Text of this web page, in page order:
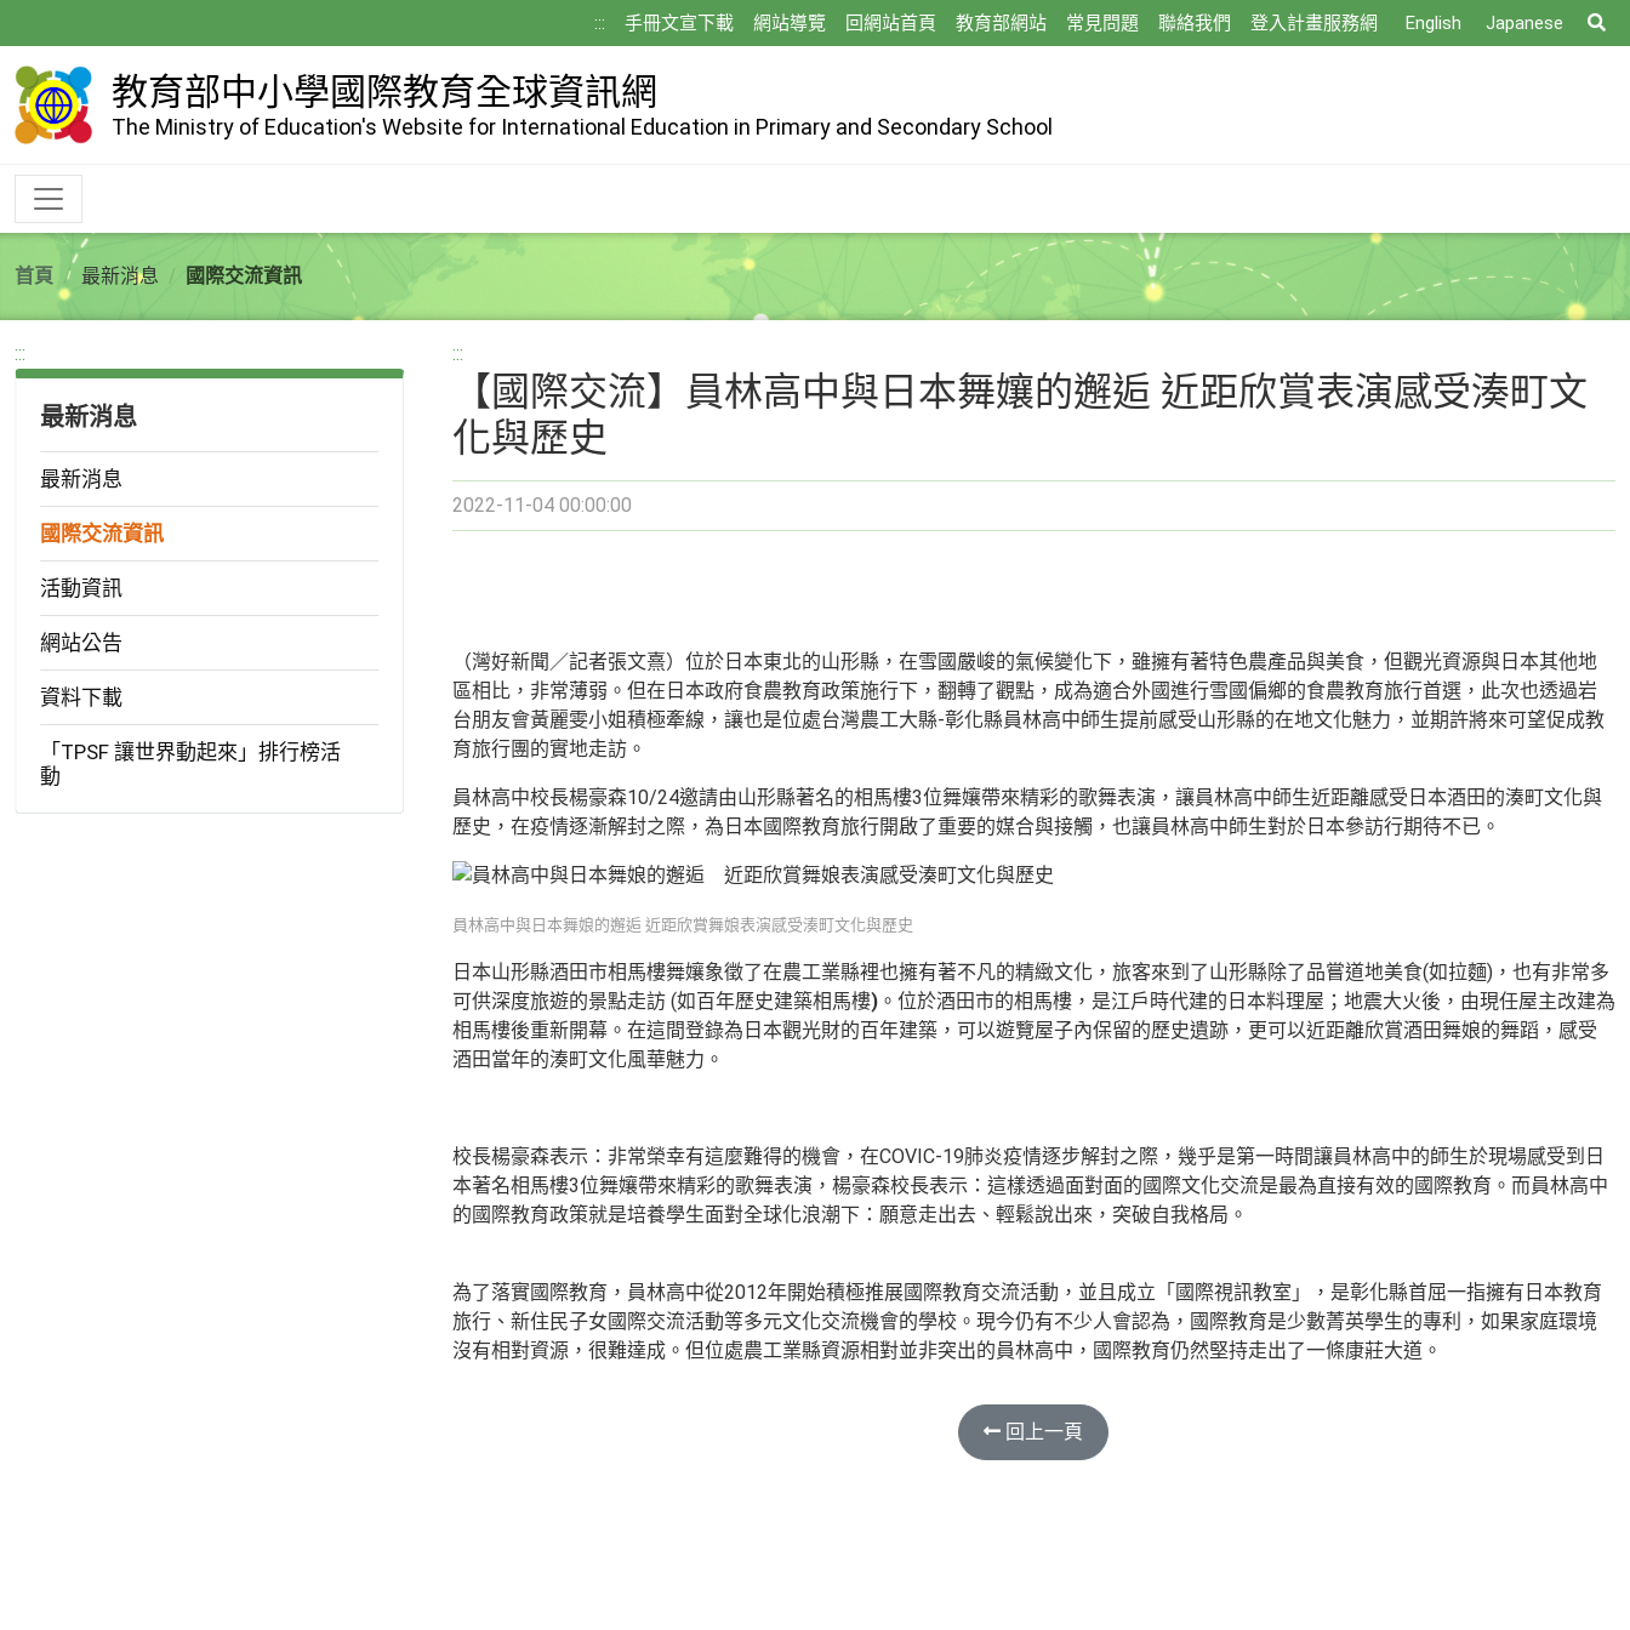
到
主
內
::: 手冊文宣下載 網站導覽 回網站首頁 教育部網站 常見問題 聯絡我們 登入計畫服務網 English Japanese
尋
教育部中小學國際教育全球資訊網
The Ministry of Education's Website for International Education in Primary and Secondary School
首頁 最新消息 國際交流資訊
:::
最新消息
最新消息
國際交流資訊
活動資訊
網站公告
資料下載
「TPSF 讓世界動起來」排行榜活
動
:::
【國際交流】員林高中與日本舞孃的邂逅 近距欣賞表演感受湊町文
化與歷史
2022-11-04 00:00:00
（灣好新聞／記者張文熹）位於日本東北的山形縣，在雪國嚴峻的氣候變化下，雖擁有著特色農產品與美食，但觀光資源與日本其他地
區相比，非常薄弱。但在日本政府食農教育政策施行下，翻轉了觀點，成為適合外國進行雪國偏鄉的食農教育旅行首選，此次也透過岩
台朋友會黃麗雯小姐積極牽線，讓也是位處台灣農工大縣-彰化縣員林高中師生提前感受山形縣的在地文化魅力，並期許將來可望促成教
育旅行團的實地走訪。
員林高中校長楊豪森10/24邀請由山形縣著名的相馬樓3位舞孃帶來精彩的歌舞表演，讓員林高中師生近距離感受日本酒田的湊町文化與
歷史，在疫情逐漸解封之際，為日本國際教育旅行開啟了重要的媒合與接觸，也讓員林高中師生對於日本參訪行期待不已。
員林高中與日本舞娘的邂逅 近距欣賞舞娘表演感受湊町文化與歷史
日本山形縣酒田市相馬樓舞孃象徵了在農工業縣裡也擁有著不凡的精緻文化，旅客來到了山形縣除了品嘗道地美食(如拉麵)，也有非常多
可供深度旅遊的景點走訪 (如百年歷史建築相馬樓)。位於酒田市的相馬樓，是江戶時代建的日本料理屋；地震大火後，由現任屋主改建為
相馬樓後重新開幕。在這間登錄為日本觀光財的百年建築，可以遊覽屋子內保留的歷史遺跡，更可以近距離欣賞酒田舞娘的舞蹈，感受
酒田當年的湊町文化風華魅力。
校長楊豪森表示：非常榮幸有這麼難得的機會，在COVIC-19肺炎疫情逐步解封之際，幾乎是第一時間讓員林高中的師生於現場感受到日
本著名相馬樓3位舞孃帶來精彩的歌舞表演，楊豪森校長表示：這樣透過面對面的國際文化交流是最為直接有效的國際教育。而員林高中
的國際教育政策就是培養學生面對全球化浪潮下：願意走出去、輕鬆說出來，突破自我格局。
為了落實國際教育，員林高中從2012年開始積極推展國際教育交流活動，並且成立「國際視訊教室」，是彰化縣首屈一指擁有日本教育
旅行、新住民子女國際交流活動等多元文化交流機會的學校。現今仍有不少人會認為，國際教育是少數菁英學生的專利，如果家庭環境
沒有相對資源，很難達成。但位處農工業縣資源相對並非突出的員林高中，國際教育仍然堅持走出了一條康莊大道。
回上一頁